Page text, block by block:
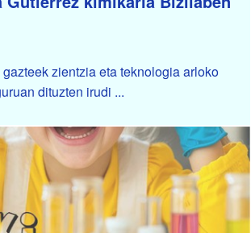
zientzia eta teknologia arloko
dituzten irudi ...